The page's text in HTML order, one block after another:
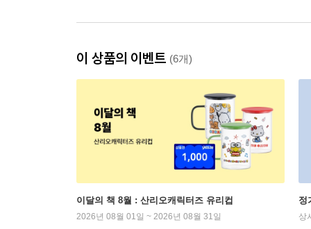
이 상품의 이벤트 (6개)
이달의 책 8월 : 산리오캐릭터즈 유리컵
2026년 08월 01일 ~ 2026년 08월 31일
정
상